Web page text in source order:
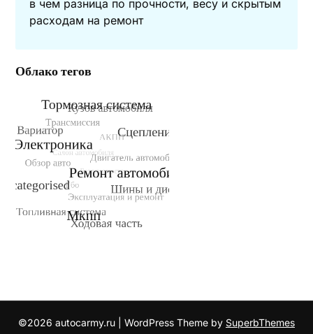
в чем разница по прочности, весу и скрытым
расходам на ремонт
Облако тегов
©2026 autocarmy.ru | WordPress Theme by SuperbThemes